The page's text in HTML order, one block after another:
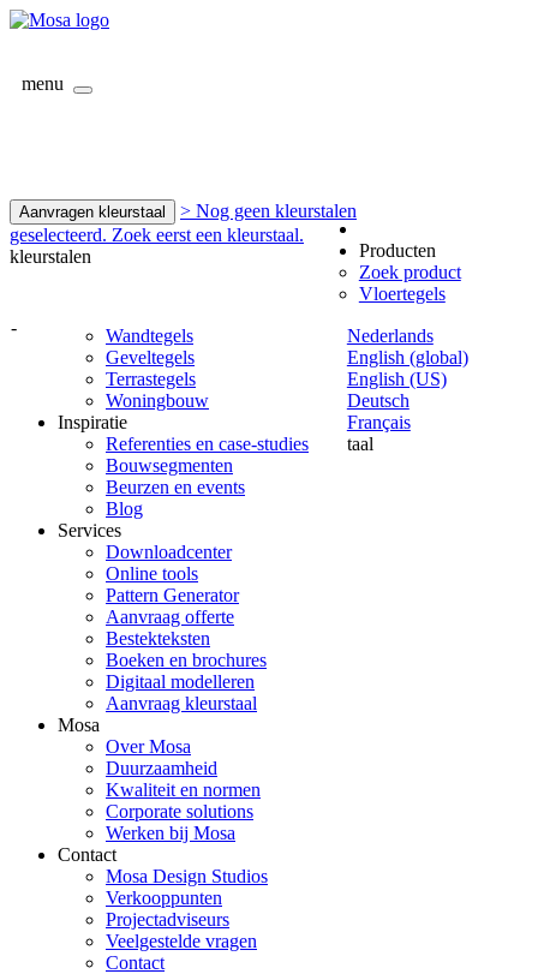
menu
Aanvragen kleurstaal
> Nog geen kleurstalen
geselecteerd. Zoek eerst een kleurstaal.
kleurstalen
-
Nederlands
English (global)
English (US)
Deutsch
Français
taal
Producten
Zoek product
Vloertegels
Wandtegels
Geveltegels
Terrastegels
Woningbouw
Inspiratie
Referenties en case-studies
Bouwsegmenten
Beurzen en events
Blog
Services
Downloadcenter
Online tools
Pattern Generator
Aanvraag offerte
Bestekteksten
Boeken en brochures
Digitaal modelleren
Aanvraag kleurstaal
Mosa
Over Mosa
Duurzaamheid
Kwaliteit en normen
Corporate solutions
Werken bij Mosa
Contact
Mosa Design Studios
Verkooppunten
Projectadviseurs
Veelgestelde vragen
Contact